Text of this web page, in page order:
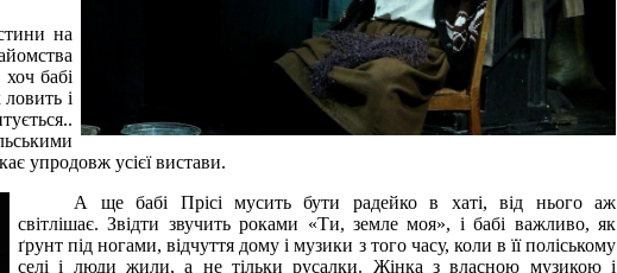
на
бабі
і
упродовж усієї вистави.
А ще бабі Прісі мусить бути радейко в хаті, від нього аж
світлішає. Звідти звучить роками «Ти, земле моя», і бабі важливо, як
ґрунт під ногами, відчуття дому і музики з того часу, коли в її поліському
селі і люди жили, а не тільки русалки. Жінка з власною музикою і